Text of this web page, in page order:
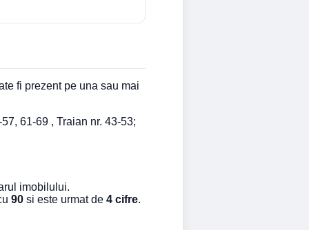
fi prezent pe una sau mai
61-69 , Traian nr. 43-53;
imobilului.
90 si este urmat de 4 cifre.